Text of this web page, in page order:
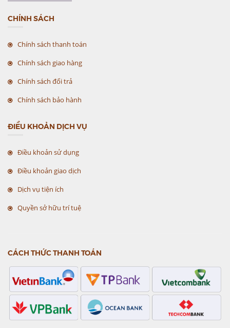
CHÍNH SÁCH
Chính sách thanh toán
Chính sách giao hàng
Chính sách đổi trả
Chính sách bảo hành
ĐIỀU KHOẢN DỊCH VỤ
Điều khoản sử dụng
Điều khoản giao dịch
Dịch vụ tiện ích
Quyền sở hữu trí tuệ
CÁCH THỨC THANH TOÁN